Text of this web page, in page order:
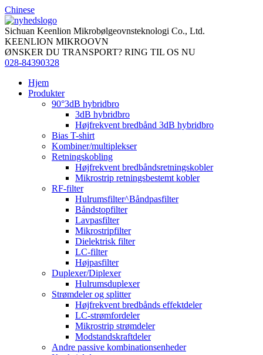
Chinese
Sichuan Keenlion Mikrobølgeovnsteknologi Co., Ltd.
KEENLION MIKROOVN
ØNSKER DU TRANSPORT? RING TIL OS NU
028-84390328
Hjem
Produkter
90°3dB hybridbro
3dB hybridbro
Højfrekvent bredbånd 3dB hybridbro
Bias T-shirt
Kombiner/multiplekser
Retningskobling
Højfrekvent bredbåndsretningskobler
Mikrostrip retningsbestemt kobler
RF-filter
Hulrumsfilter^Båndpasfilter
Båndstopfilter
Lavpasfilter
Mikrostripfilter
Dielektrisk filter
LC-filter
Højpasfilter
Duplexer/Diplexer
Hulrumsduplexer
Strømdeler og splitter
Højfrekvent bredbånds effektdeler
LC-strømfordeler
Mikrostrip strømdeler
Modstandskraftdeler
Andre passive kombinationsenheder